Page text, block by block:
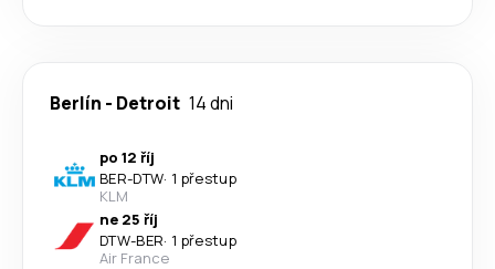
Berlín - Detroit 14 dni
po 12 říj
BER-DTW· 1 přestup
KLM
ne 25 říj
DTW-BER· 1 přestup
Air France